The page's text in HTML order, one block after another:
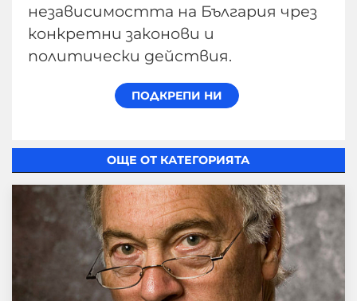
независимостта на България чрез
конкретни законови и
политически действия.
ОЩЕ ОТ КАТЕГОРИЯТА